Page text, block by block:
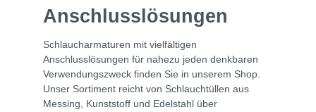
Anschlusslösungen
Schlaucharmaturen mit vielfältigen
Anschlusslösungen für nahezu jeden denkbaren
Verwendungszweck finden Sie in unserem Shop.
Unser Sortiment reicht von Schlauchtüllen aus
Messing, Kunststoff und Edelstahl über